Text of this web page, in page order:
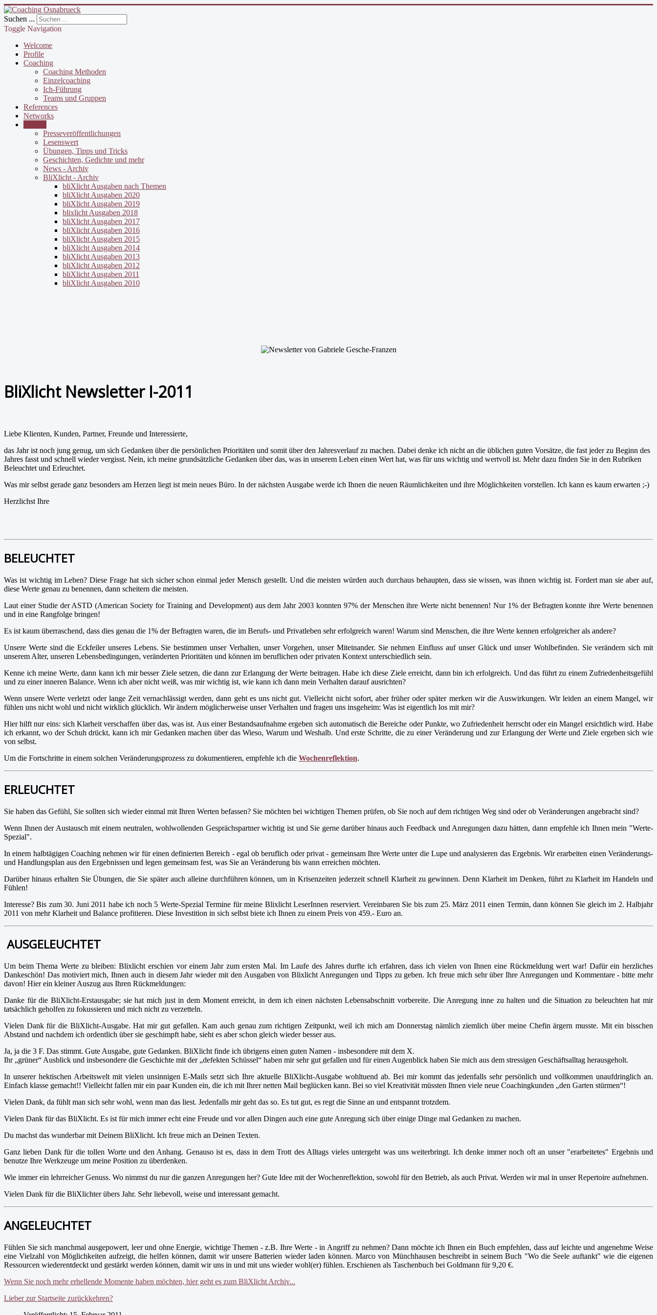
Suchen ...
Toggle Navigation
Welcome
Profile
Coaching
Coaching Methoden
Einzelcoaching
Ich-Führung
Teams und Gruppen
References
Networks
Presseveröffentlichungen
Lesenswert
Übungen, Tipps und Tricks
Geschichten, Gedichte und mehr
News - Archiv
BliXlicht - Archiv
bliXlicht Ausgaben nach Themen
bliXlicht Ausgaben 2020
bliXlicht Ausgaben 2019
blixlicht Ausgaben 2018
bliXlicht Ausgaben 2017
bliXlicht Ausgaben 2016
bliXlicht Ausgaben 2015
bliXlicht Ausgaben 2014
bliXlicht Ausgaben 2013
bliXlicht Ausgaben 2012
bliXlicht Ausgaben 2011
bliXlicht Ausgaben 2010
BliXlicht Newsletter I-2011
Liebe Klienten, Kunden, Partner, Freunde und Interessierte,
das Jahr ist noch jung genug, um sich Gedanken über die persönlichen Prioritäten und somit über den Jahresverlauf zu machen. Dabei denke ich nicht an die üblichen guten Vorsätze, die fast jeder zu Beginn des
Jahres fasst und schnell wieder vergisst. Nein, ich meine grundsätzliche Gedanken über das, was in unserem Leben einen Wert hat, was für uns wichtig und wertvoll ist. Mehr dazu finden Sie in den Rubriken
Beleuchtet und Erleuchtet.
Was mir selbst gerade ganz besonders am Herzen liegt ist mein neues Büro. In der nächsten Ausgabe werde ich Ihnen die neuen Räumlichkeiten und ihre Möglichkeiten vorstellen. Ich kann es kaum erwarten ;-)
Herzlichst Ihre
BELEUCHTET
Was ist wichtig im Leben? Diese Frage hat sich sicher schon einmal jeder Mensch gestellt. Und die meisten würden auch durchaus behaupten, dass sie wissen, was ihnen wichtig ist. Fordert man sie aber auf,
diese Werte genau zu benennen, dann scheitern die meisten.
Laut einer Studie der ASTD (American Society for Training and Development) aus dem Jahr 2003 konnten 97% der Menschen ihre Werte nicht benennen! Nur 1% der Befragten konnte ihre Werte benennen
und in eine Rangfolge bringen!
Es ist kaum überraschend, dass dies genau die 1% der Befragten waren, die im Berufs- und Privatleben sehr erfolgreich waren! Warum sind Menschen, die ihre Werte kennen erfolgreicher als andere?
Unsere Werte sind die Eckfeiler unseres Lebens. Sie bestimmen unser Verhalten, unser Vorgehen, unser Miteinander. Sie nehmen Einfluss auf unser Glück und unser Wohlbefinden. Sie verändern sich mit
unserem Alter, unseren Lebensbedingungen, veränderten Prioritäten und können im beruflichen oder privaten Kontext unterschiedlich sein.
Kenne ich meine Werte, dann kann ich mir besser Ziele setzen, die dann zur Erlangung der Werte beitragen. Habe ich diese Ziele erreicht, dann bin ich erfolgreich. Und das führt zu einem Zufriedenheitsgefühl
und zu einer inneren Balance. Wenn ich aber nicht weiß, was mir wichtig ist, wie kann ich dann mein Verhalten darauf ausrichten?
Wenn unsere Werte verletzt oder lange Zeit vernachlässigt werden, dann geht es uns nicht gut. Vielleicht nicht sofort, aber früher oder später merken wir die Auswirkungen. Wir leiden an einem Mangel, wir
fühlen uns nicht wohl und nicht wirklich glücklich. Wir ändern möglicherweise unser Verhalten und fragen uns insgeheim: Was ist eigentlich los mit mir?
Hier hilft nur eins: sich Klarheit verschaffen über das, was ist. Aus einer Bestandsaufnahme ergeben sich automatisch die Bereiche oder Punkte, wo Zufriedenheit herrscht oder ein Mangel ersichtlich wird. Habe
ich erkannt, wo der Schuh drückt, kann ich mir Gedanken machen über das Wieso, Warum und Weshalb. Und erste Schritte, die zu einer Veränderung und zur Erlangung der Werte und Ziele ergeben sich wie
von selbst.
Um die Fortschritte in einem solchen Veränderungsprozess zu dokumentieren, empfehle ich die Wochenreflektion.
ERLEUCHTET
Sie haben das Gefühl, Sie sollten sich wieder einmal mit Ihren Werten befassen? Sie möchten bei wichtigen Themen prüfen, ob Sie noch auf dem richtigen Weg sind oder ob Veränderungen angebracht sind?
Wenn Ihnen der Austausch mit einem neutralen, wohlwollenden Gesprächspartner wichtig ist und Sie gerne darüber hinaus auch Feedback und Anregungen dazu hätten, dann empfehle ich Ihnen mein "Werte-
Spezial".
In einem halbtägigen Coaching nehmen wir für einen definierten Bereich - egal ob beruflich oder privat - gemeinsam Ihre Werte unter die Lupe und analysieren das Ergebnis. Wir erarbeiten einen Veränderungs-
und Handlungsplan aus den Ergebnissen und legen gemeinsam fest, was Sie an Veränderung bis wann erreichen möchten.
Darüber hinaus erhalten Sie Übungen, die Sie später auch alleine durchführen können, um in Krisenzeiten jederzeit schnell Klarheit zu gewinnen. Denn Klarheit im Denken, führt zu Klarheit im Handeln und
Fühlen!
Interesse? Bis zum 30. Juni 2011 habe ich noch 5 Werte-Spezial Termine für meine Blixlicht LeserInnen reserviert. Vereinbaren Sie bis zum 25. März 2011 einen Termin, dann können Sie gleich im 2. Halbjahr
2011 von mehr Klarheit und Balance profitieren. Diese Investition in sich selbst biete ich Ihnen zu einem Preis von 459.- Euro an.
AUSGELEUCHTET
Um beim Thema Werte zu bleiben: Blixlicht erschien vor einem Jahr zum ersten Mal. Im Laufe des Jahres durfte ich erfahren, dass ich vielen von Ihnen eine Rückmeldung wert war! Dafür ein herzliches
Dankeschön! Das motiviert mich, Ihnen auch in diesem Jahr wieder mit den Ausgaben von Blixlicht Anregungen und Tipps zu geben. Ich freue mich sehr über Ihre Anregungen und Kommentare - bitte mehr
davon! Hier ein kleiner Auszug aus Ihren Rückmeldungen:
Danke für die BliXlicht-Erstausgabe; sie hat mich just in dem Moment erreicht, in dem ich einen nächsten Lebensabschnitt vorbereite. Die Anregung inne zu halten und die Situation zu beleuchten hat mir
tatsächlich geholfen zu fokussieren und mich nicht zu verzetteln.
Vielen Dank für die BliXlicht-Ausgabe. Hat mir gut gefallen. Kam auch genau zum richtigen Zeitpunkt, weil ich mich am Donnerstag nämlich ziemlich über meine Chefin ärgern musste. Mit ein bisschen
Abstand und nachdem ich ordentlich über sie geschimpft habe, sieht es aber schon gleich wieder besser aus.
Ja, ja die 3 F. Das stimmt. Gute Ausgabe, gute Gedanken. BliXlicht finde ich übrigens einen guten Namen - insbesondere mit dem X.
Ihr „grüner“ Ausblick und insbesondere die Geschichte mit der „defekten Schüssel“ haben mir sehr gut gefallen und für einen Augenblick haben Sie mich aus dem stressigen Geschäftsalltag herausgeholt.
In unserer hektischen Arbeitswelt mit vielen unsinnigen E-Mails setzt sich Ihre aktuelle BliXlicht-Ausgabe wohltuend ab. Bei mir kommt das jedenfalls sehr persönlich und vollkommen unaufdringlich an.
Einfach klasse gemacht!! Vielleicht fallen mir ein paar Kunden ein, die ich mit Ihrer netten Mail beglücken kann. Bei so viel Kreativität müssten Ihnen viele neue Coachingkunden „den Garten stürmen“!
Vielen Dank, da fühlt man sich sehr wohl, wenn man das liest. Jedenfalls mir geht das so. Es tut gut, es regt die Sinne an und entspannt trotzdem.
Vielen Dank für das BliXlicht. Es ist für mich immer echt eine Freude und vor allen Dingen auch eine gute Anregung sich über einige Dinge mal Gedanken zu machen.
Du machst das wunderbar mit Deinem BliXlicht. Ich freue mich an Deinen Texten.
Ganz lieben Dank für die tollen Worte und den Anhang. Genauso ist es, dass in dem Trott des Alltags vieles untergeht was uns weiterbringt. Ich denke immer noch oft an unser "erarbeitetes" Ergebnis und
benutze Ihre Werkzeuge um meine Position zu überdenken.
Wie immer ein lehrreicher Genuss. Wo nimmst du nur die ganzen Anregungen her? Gute Idee mit der Wochenreflektion, sowohl für den Betrieb, als auch Privat. Werden wir mal in unser Repertoire aufnehmen.
Vielen Dank für die BliXlichter übers Jahr. Sehr liebevoll, weise und interessant gemacht.
ANGELEUCHTET
Fühlen Sie sich manchmal ausgepowert, leer und ohne Energie, wichtige Themen - z.B. Ihre Werte - in Angriff zu nehmen? Dann möchte ich Ihnen ein Buch empfehlen, dass auf leichte und angenehme Weise
eine Vielzahl von Möglichkeiten aufzeigt, die helfen können, damit wir unsere Batterien wieder laden können. Marco von Münchhausen beschreibt in seinem Buch "Wo die Seele auftankt" wie die eigenen
Ressourcen wiederentdeckt und gestärkt werden können, damit wir uns in und mit uns wieder wohl(er) fühlen. Erschienen als Taschenbuch bei Goldmann für 9,20 €.
Wenn Sie noch mehr erhellende Momente haben möchten, hier geht es zum BliXlicht Archiv...
Lieber zur Startseite zurückkehren?